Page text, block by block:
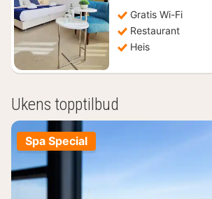
Gratis Wi-Fi
Restaurant
Heis
Ukens topptilbud
Spa Special